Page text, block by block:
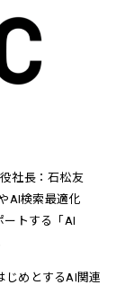
社長：石松友
AI検索最適化
ートする「AI
じめとするAI関連